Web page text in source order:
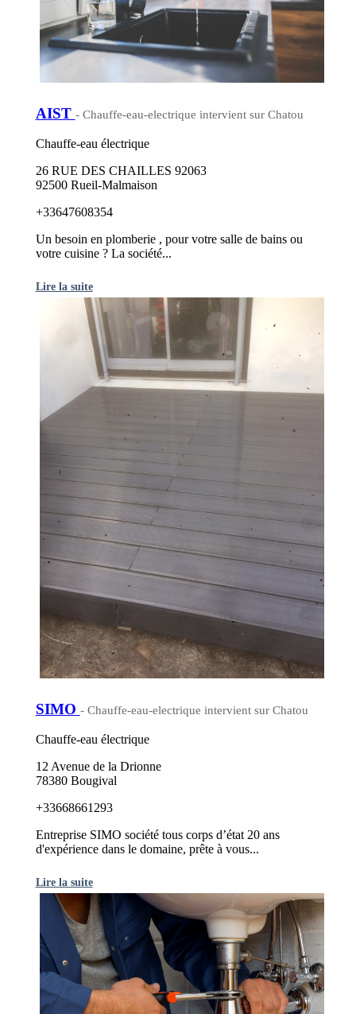
AIST - Chauffe-eau-electrique intervient sur Chatou
Chauffe-eau électrique
26 RUE DES CHAILLES 92063
92500 Rueil-Malmaison
+33647608354
Un besoin en plomberie , pour votre salle de bains ou
votre cuisine ? La société...
Lire la suite
SIMO - Chauffe-eau-electrique intervient sur Chatou
Chauffe-eau électrique
12 Avenue de la Drionne
78380 Bougival
+33668661293
Entreprise SIMO société tous corps d’état 20 ans
d'expérience dans le domaine, prête à vous...
Lire la suite